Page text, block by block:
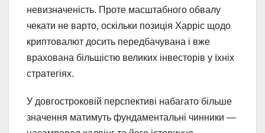
невизначеність. Проте масштабного обвалу
чекати не варто, оскільки позиція Харріс щодо
криптовалют досить передбачувана і вже
врахована більшістю великих інвесторів у їхніх
стратегіях.
У довгостроковій перспективі набагато більше
значення матимуть фундаментальні чинники —